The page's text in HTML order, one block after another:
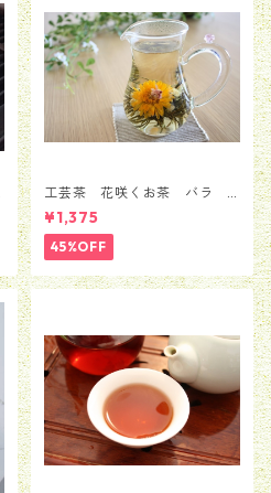
工芸茶 花咲くお茶 バラ
ローズ 5粒セット（1種類*5
粒）
¥1,375
45%OFF